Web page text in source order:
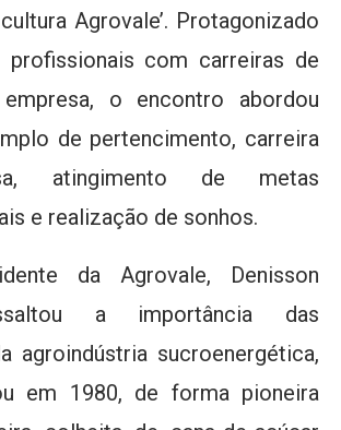
Agrovale’. Protagonizado
profissionais com carreiras de
o encontro abordou
de pertencimento, carreira
atingimento de metas
e realização de sonhos.
da Agrovale, Denisson
a importância das
agroindústria sucroenergética,
em 1980, de forma pioneira